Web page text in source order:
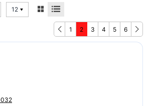
12
1 2 3 4 5 6